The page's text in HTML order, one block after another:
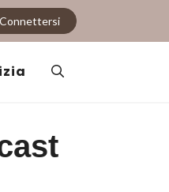
Connettersi